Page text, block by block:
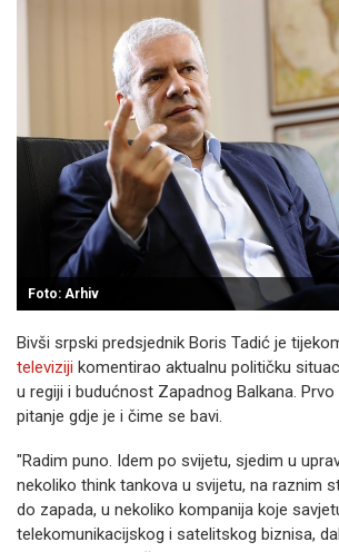
Foto: Arhiv
Bivši srpski predsjednik Boris Tadić je
televiziji komentirao aktualnu političku
u regiji i budućnost Zapadnog Balkana.
pitanje gdje je i čime se bavi.
"Radim puno. Idem po svijetu, sjedim u
nekoliko think tankova u svijetu, na raznim
do zapada, u nekoliko kompanija koje
telekomunikacijskog i satelitskog biznisa,